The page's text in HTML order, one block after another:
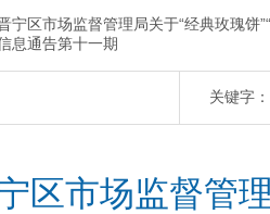
宁区市场监督管理局关于“经典玫瑰饼
息通告第十一期
关键字：
区市场监督管